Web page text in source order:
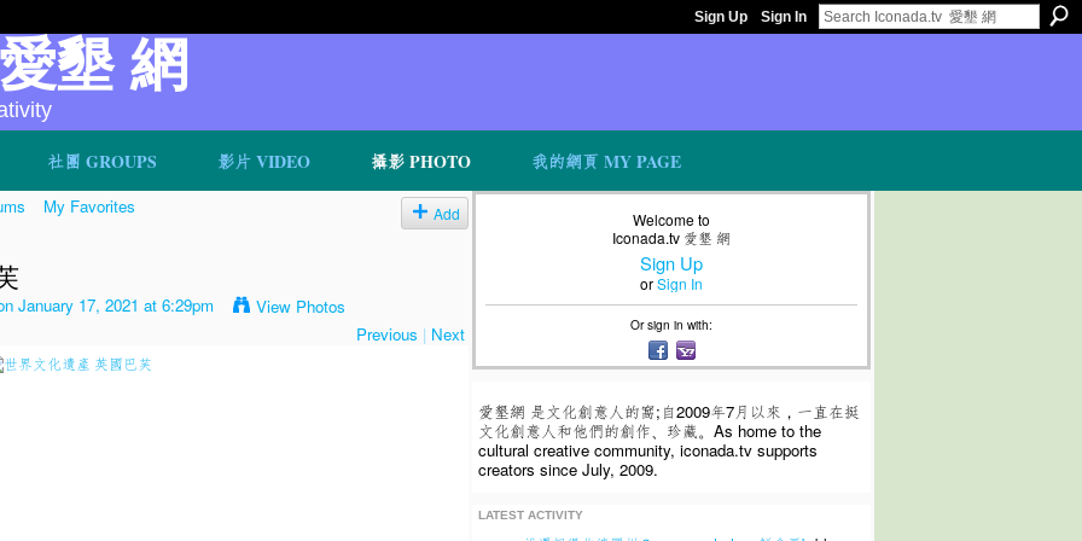
Sign Up Sign In
社團 GROUPS 影片 VIDEO 攝影 PHOTO 我的網頁 MY PAGE
墾 網
My Favorites Add
January 17, 2021 at 6:29pm
View Photos
Previous | Next
Welcome to
Iconada.tv 愛墾 網
Sign Up
orSign In
Or sign in with:
愛墾網 是文化創意人的窩;自2009年7月以來，一直在挺
文化創意人和他們的創作、珍藏。As home to the
cultural creative community, iconada.tv supports
creators since July, 2009.
LATEST ACTIVITY